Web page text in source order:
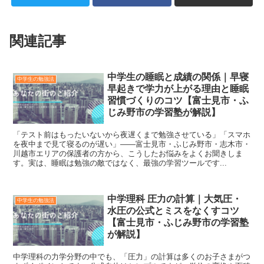
関連記事
中学生の勉強法
中学生の睡眠と成績の関係｜早寝
早起きで学力が上がる理由と睡眠
習慣づくりのコツ【富士見市・ふ
じみ野市の学習塾が解説】
「テスト前はもったいないから夜遅くまで勉強させている」「スマホ
を夜中まで見て寝るのが遅い」――富士見市・ふじみ野市・志木市・
川越市エリアの保護者の方から、こうしたお悩みをよくお聞きしま
す。実は、睡眠は勉強の敵ではなく、最強の学習ツールです...
中学生の勉強法
中学理科 圧力の計算｜大気圧・
水圧の公式とミスをなくすコツ
【富士見市・ふじみ野市の学習塾
が解説】
中学理科の力学分野の中でも、「圧力」の計算は多くのお子さまがつ